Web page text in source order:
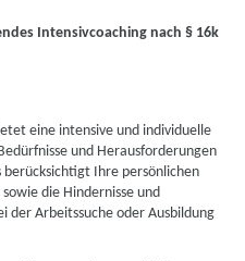
Intensivcoaching nach § 16k
eine intensive und individuelle
und Herausforderungen
berücksichtigt Ihre persönlichen
die Hindernisse und
der Arbeitssuche oder Ausbildung